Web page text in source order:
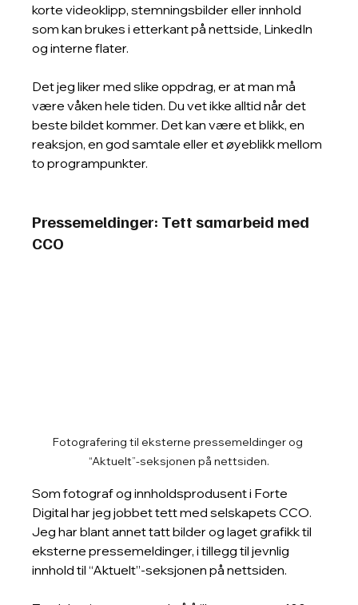
korte videoklipp, stemningsbilder eller innhold
som kan brukes i etterkant på nettside, LinkedIn
og interne flater.
Det jeg liker med slike oppdrag, er at man må
være våken hele tiden. Du vet ikke alltid når det
beste bildet kommer. Det kan være et blikk, en
reaksjon, en god samtale eller et øyeblikk mellom
to programpunkter.
Pressemeldinger: Tett samarbeid med
CCO
Fotografering til eksterne pressemeldinger og
“Aktuelt”-seksjonen på nettsiden.
Som fotograf og innholdsprodusent i Forte
Digital har jeg jobbet tett med selskapets CCO.
Jeg har blant annet tatt bilder og laget grafikk til
eksterne pressemeldinger, i tillegg til jevnlig
innhold til “Aktuelt”-seksjonen på nettsiden.